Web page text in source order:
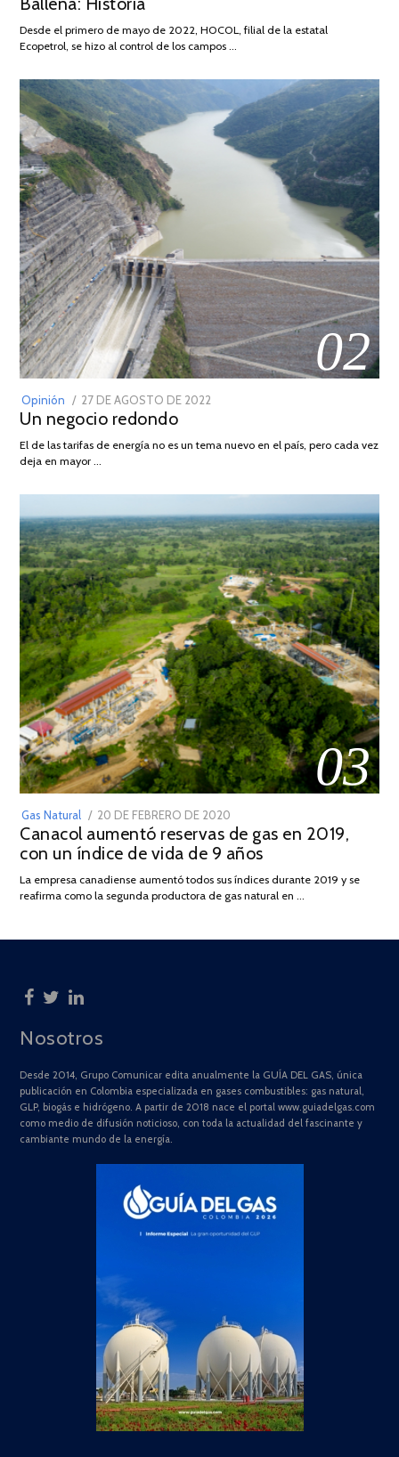
2026
Desde el primero de mayo de 2022, HOCOL, filial de la estatal
Ecopetrol, se hizo al control de los campos …
02
Opinión
POSTED
ON
27 DE AGOSTO DE 2022
DE
Un negocio redondo
El de las tarifas de energía no es un tema nuevo en el país, pero cada vez
deja en mayor …
03
Gas Natural
POSTED
ON
20 DE FEBRERO DE 2020
DE
JULIO
2025
Canacol aumentó reservas de gas en 2019,
con un índice de vida de 9 años
La empresa canadiense aumentó todos sus índices durante 2019 y se
reafirma como la segunda productora de gas natural en …
Nosotros
Desde 2014, Grupo Comunicar edita anualmente la GUÍA DEL GAS, única
publicación en Colombia especializada en gases combustibles: gas natural,
GLP, biogás e hidrógeno. A partir de 2018 nace el portal www.guiadelgas.com
como medio de difusión noticioso, con toda la actualidad del fascinante y
cambiante mundo de la energía.